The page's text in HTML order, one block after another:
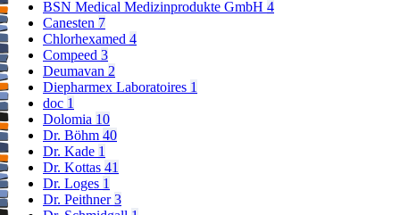
BSN Medical Medizinprodukte GmbH 4
Canesten 7
Chlorhexamed 4
Compeed 3
Deumavan 2
Diepharmex Laboratoires 1
doc 1
Dolomia 10
Dr. Böhm 40
Dr. Kade 1
Dr. Kottas 41
Dr. Loges 1
Dr. Peithner3